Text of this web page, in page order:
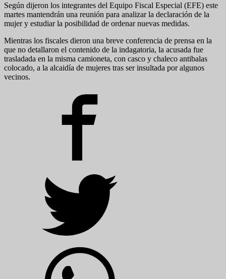
Según dijeron los integrantes del Equipo Fiscal Especial (EFE) este
martes mantendrán una reunión para analizar la declaración de la
mujer y estudiar la posibilidad de ordenar nuevas medidas.
Mientras los fiscales dieron una breve conferencia de prensa en la
que no detallaron el contenido de la indagatoria, la acusada fue
trasladada en la misma camioneta, con casco y chaleco antibalas
colocado, a la alcaidía de mujeres tras ser insultada por algunos
vecinos.